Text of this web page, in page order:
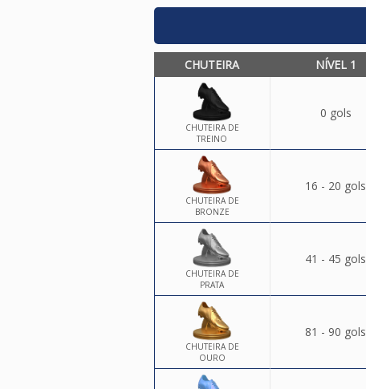
CHUTEIRA NÍVEL 1
CHUTEIRA DE
TREINO
0 gols
CHUTEIRA DE
BRONZE
16 - 20 gols
CHUTEIRA DE
PRATA
41 - 45 gols
CHUTEIRA DE
OURO
81 - 90 gols